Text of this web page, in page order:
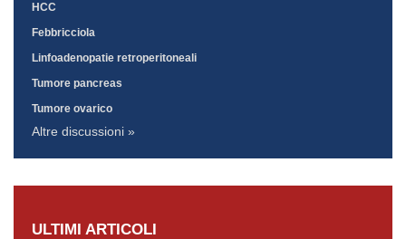
HCC
Febbricciola
Linfoadenopatie retroperitoneali
Tumore pancreas
Tumore ovarico
Altre discussioni »
ULTIMI ARTICOLI